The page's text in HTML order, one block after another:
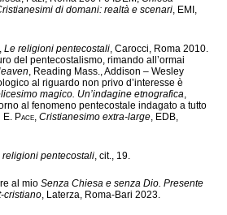
di domani: realtà e scenari , EMI,
,Le religioni pentecostali , Carocci, Roma 2010.
del pentecostalismo, rimando all’ormai
, Reading Mass., Addison – Wesley
al riguardo non privo d’interesse è
magico. Un’indagine etnografica
al fenomeno pentecostale indagato a tutto
E. Pace ,Cristianesimo extra-large , EDB,
religioni pentecostali , cit., 19.
al mioSenza Chiesa e senza Dio. Presente
cristiano , Laterza, Roma-Bari 2023.